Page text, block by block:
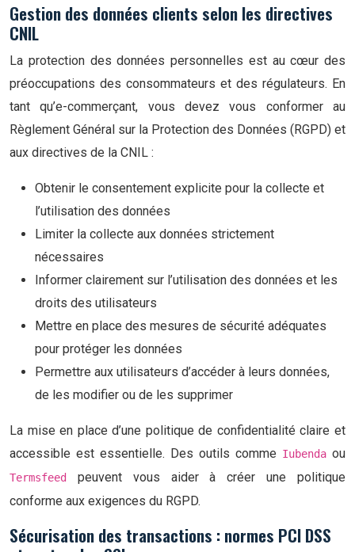
Gestion des données clients selon les directives
CNIL
La protection des données personnelles est au cœur des
préoccupations des consommateurs et des régulateurs. En
tant qu’e-commerçant, vous devez vous conformer au
Règlement Général sur la Protection des Données (RGPD) et
aux directives de la CNIL :
Obtenir le consentement explicite pour la collecte et
l’utilisation des données
Limiter la collecte aux données strictement
nécessaires
Informer clairement sur l’utilisation des données et les
droits des utilisateurs
Mettre en place des mesures de sécurité adéquates
pour protéger les données
Permettre aux utilisateurs d’accéder à leurs données,
de les modifier ou de les supprimer
La mise en place d’une politique de confidentialité claire et
accessible est essentielle. Des outils comme Iubenda ou
Termsfeed
peuvent vous aider à créer une politique
conforme aux exigences du RGPD.
Sécurisation des transactions : normes PCI DSS